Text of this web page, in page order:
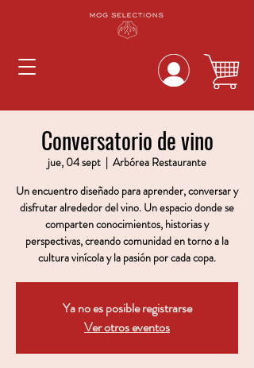
Conversatorio de vino
jue, 04 sept
  |
Arbórea Restaurante
Un encuentro diseñado para aprender, conversar y
disfrutar alrededor del vino. Un espacio donde se
comparten conocimientos, historias y
perspectivas, creando comunidad en torno a la
cultura vinícola y la pasión por cada copa.
Ya no es posible registrarse
Ver otros eventos